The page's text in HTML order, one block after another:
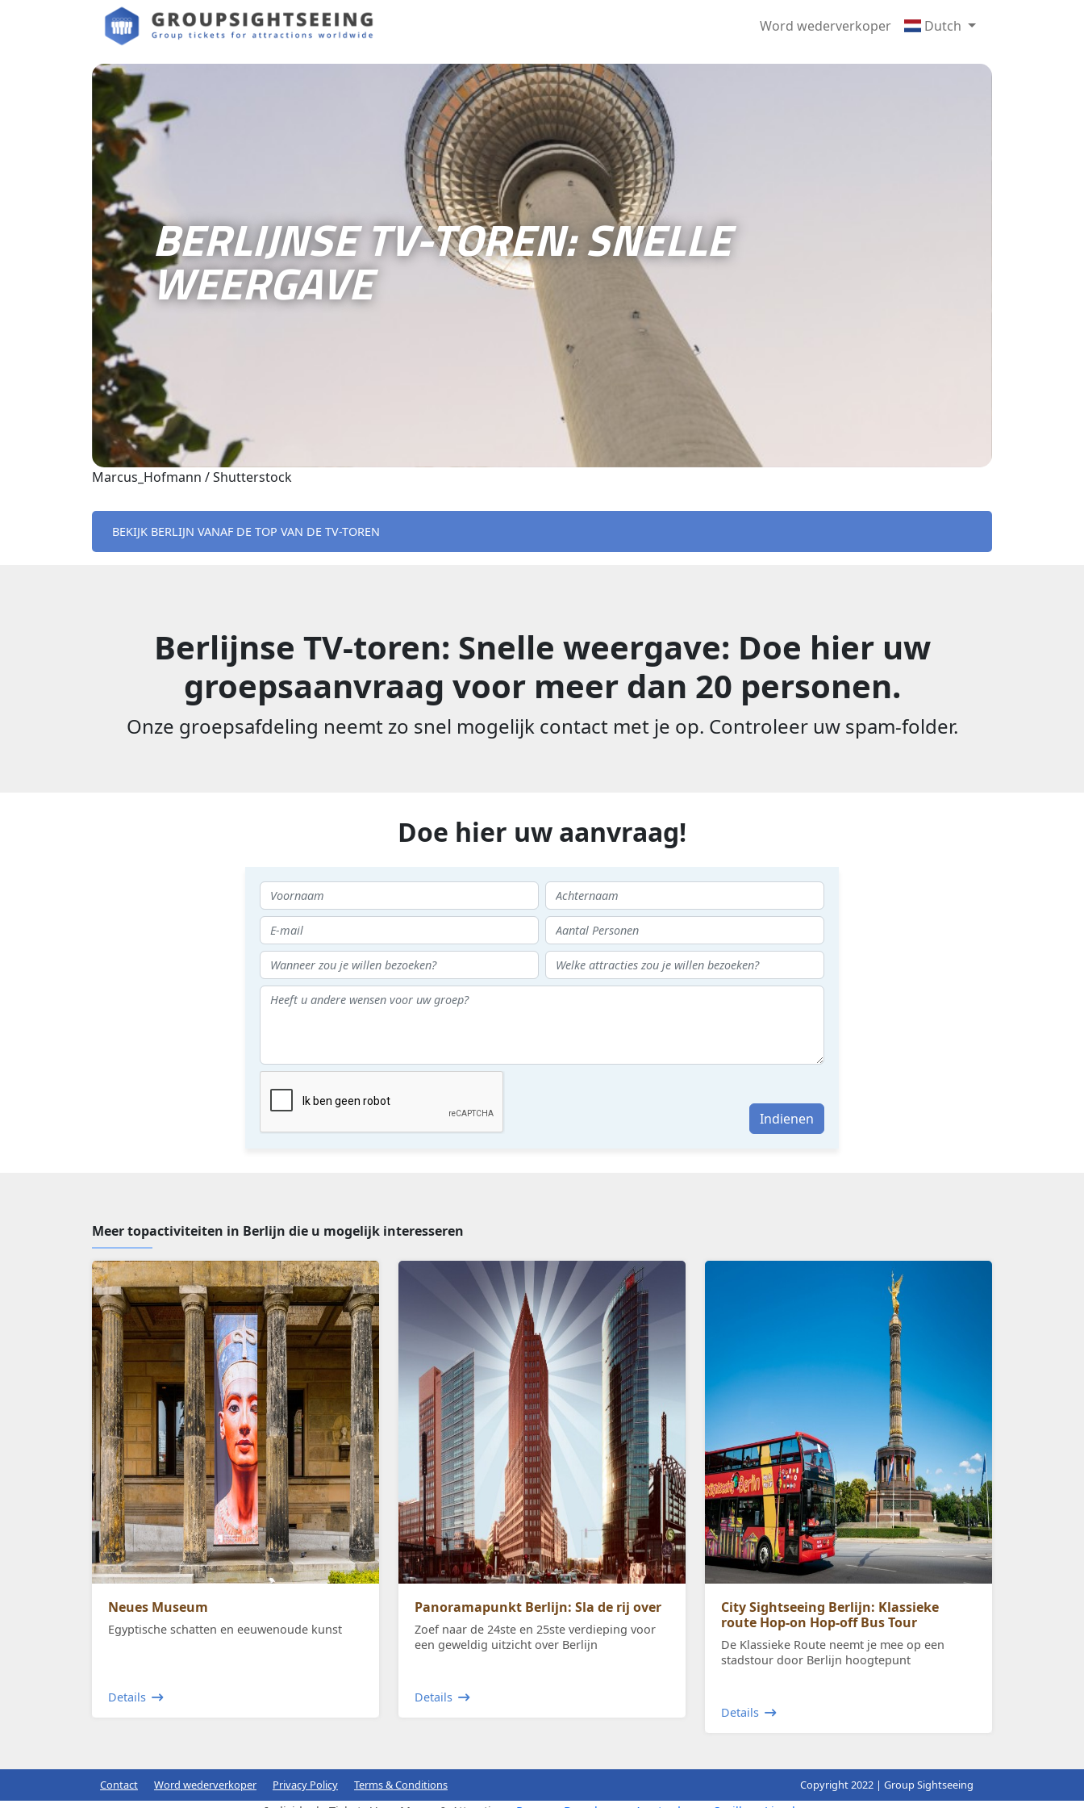
Word wederverkoper Dutch
BERLIJNSE TV-TOREN: SNELLE
WEERGAVE
Marcus_Hofmann / Shutterstock
BEKIJK BERLIJN VANAF DE TOP VAN DE TV-TOREN
Berlijnse TV-toren: Snelle weergave: Doe hier uw
groepsaanvraag voor meer dan 20 personen.
Onze groepsafdeling neemt zo snel mogelijk contact met je op. Controleer uw spam-folder.
Doe hier uw aanvraag!
Indienen
Meer topactiviteiten in Berlijn die u mogelijk interesseren
Neues Museum
Egyptische schatten en eeuwenoude kunst
Details
Panoramapunkt Berlijn: Sla de rij over
Zoef naar de 24ste en 25ste verdieping voor
een geweldig uitzicht over Berlijn
Details
City Sightseeing Berlijn: Klassieke
route Hop-on Hop-off Bus Tour
De Klassieke Route neemt je mee op een
stadstour door Berlijn hoogtepunt
Details
Contact Word wederverkoper Privacy Policy Terms & Conditions Copyright 2022 | Group Sightseeing